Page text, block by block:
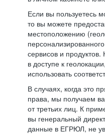
Если вы пользуетесь
то вы можете
местоположению
сервисов и
в доступе к
использовать
В случаях, когда это
права, мы получаем
от третьих лиц. К
вы генеральный
данные в ЕГРЮЛ, не